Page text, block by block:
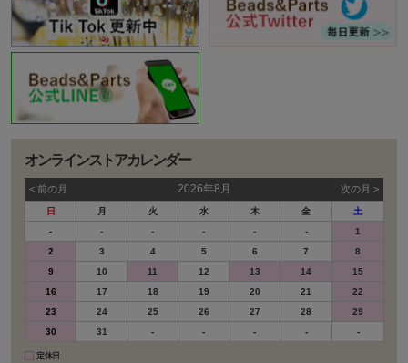
オンラインストアカレンダー
< 前の⽉ 2026年8月 次の⽉ >
日 月 火 水 木 金
土
-
- - - - -
1
2
3 4 5 6 7
8
9
10 11 12 13 14
15
16
17 18 19 20 21
22
23
24 25 26 27 28
29
30
31 - - - - -
定休日